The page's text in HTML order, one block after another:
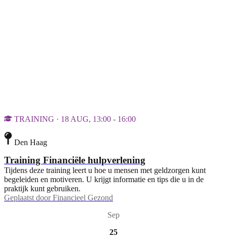
TRAINING · 18 AUG, 13:00 - 16:00
Den Haag
Training Financiële hulpverlening
Tijdens deze training leert u hoe u mensen met geldzorgen kunt
begeleiden en motiveren. U krijgt informatie en tips die u in de
praktijk kunt gebruiken.
Geplaatst door Financieel Gezond
Sep
25